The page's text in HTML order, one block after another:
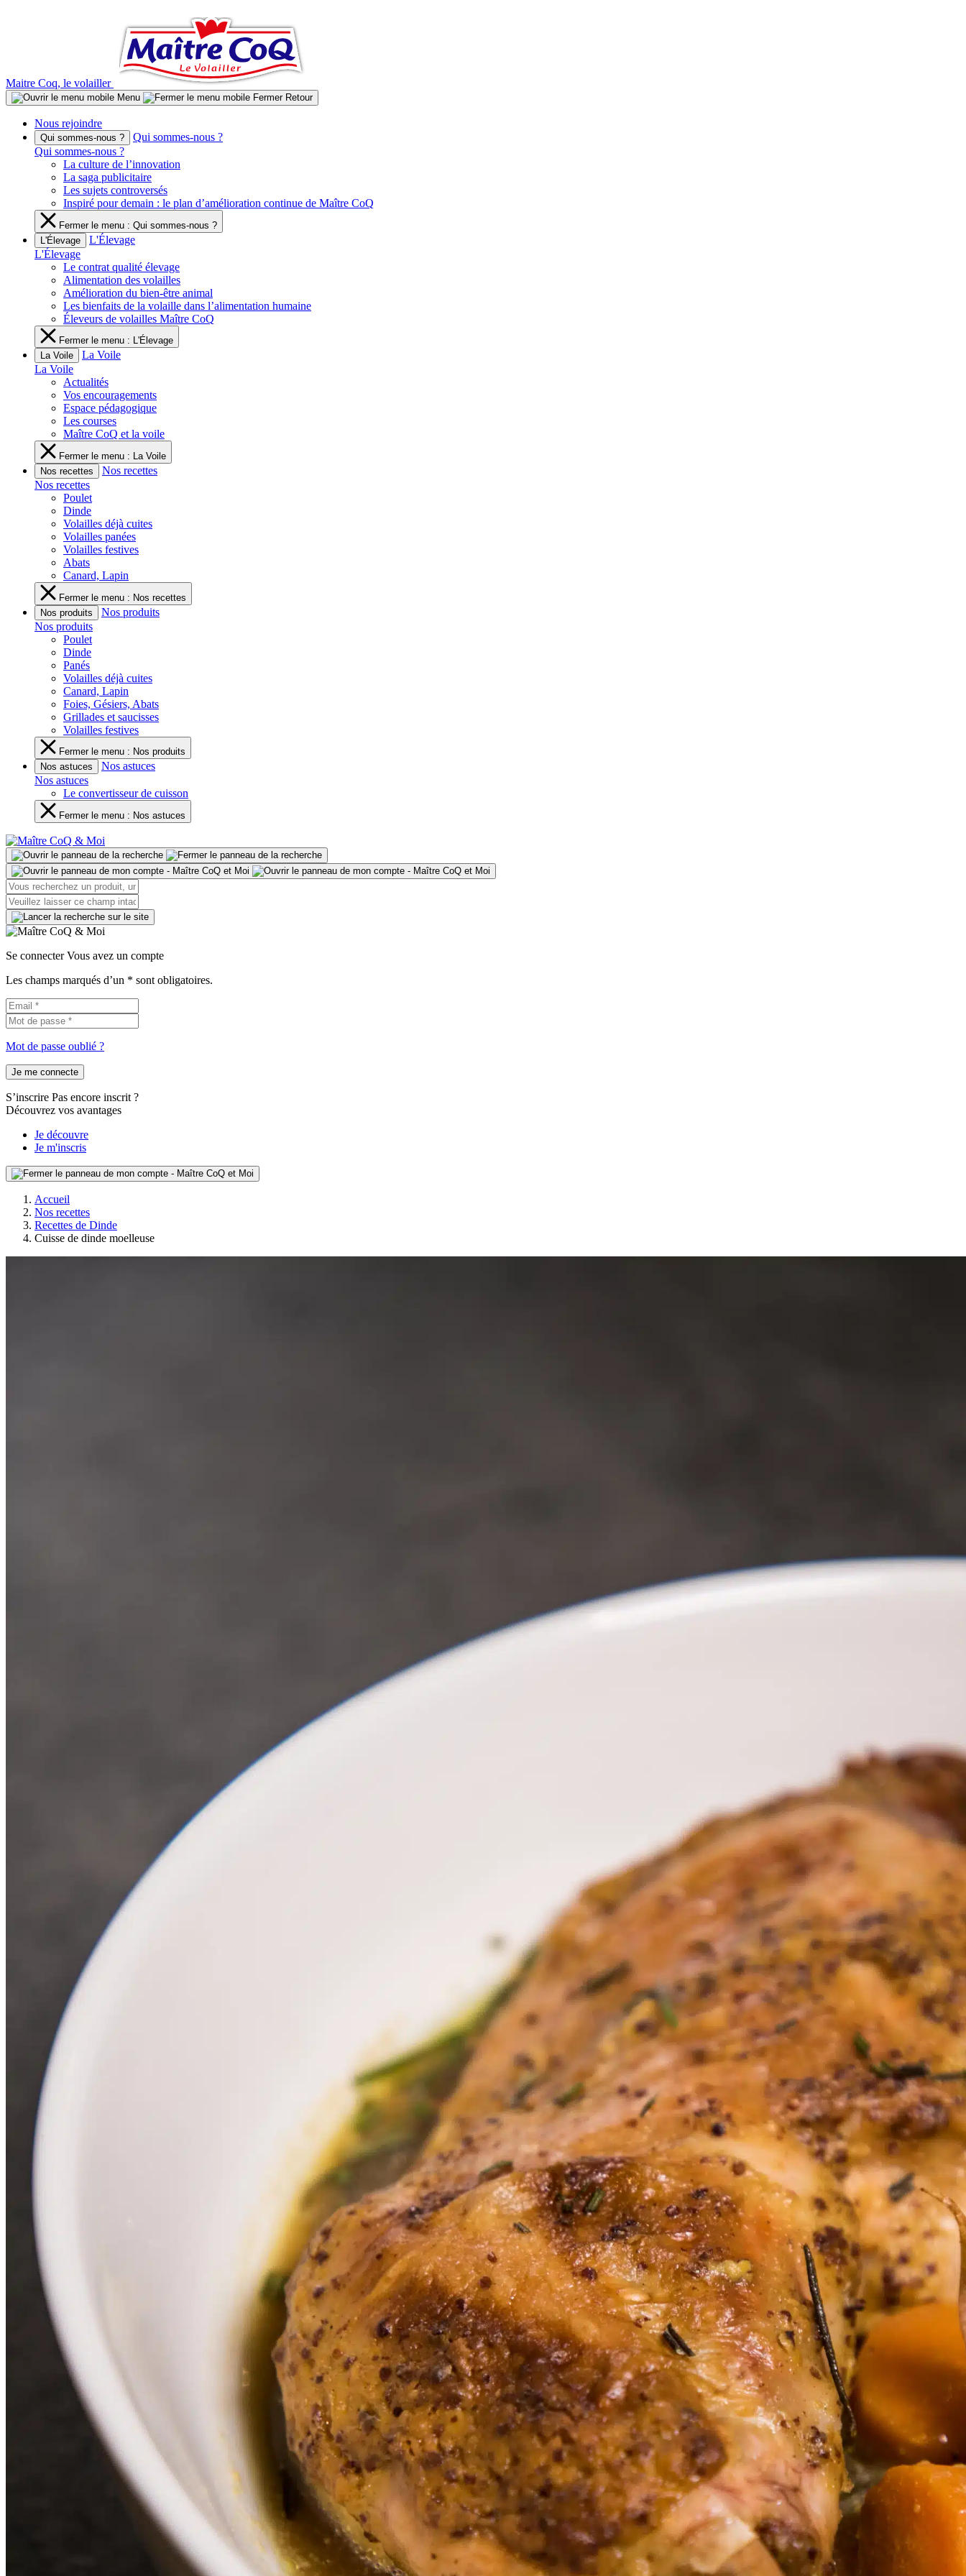
Maitre Coq, le volailler
Menu Fermer Retour
Nous rejoindre
Qui sommes-nous ?
Qui sommes-nous ?
Qui sommes-nous ?
La culture de l’innovation
La saga publicitaire
Les sujets controversés
Inspiré pour demain : le plan d’amélioration continue de Maître CoQ
Fermer le menu : Qui sommes-nous ?
L'Élevage
L'Élevage
L'Élevage
Le contrat qualité élevage
Alimentation des volailles
Amélioration du bien-être animal
Les bienfaits de la volaille dans l’alimentation humaine
Éleveurs de volailles Maître CoQ
Fermer le menu : L'Élevage
La Voile
La Voile
La Voile
Actualités
Vos encouragements
Espace pédagogique
Les courses
Maître CoQ et la voile
Fermer le menu : La Voile
Nos recettes
Nos recettes
Nos recettes
Poulet
Dinde
Volailles déjà cuites
Volailles panées
Volailles festives
Abats
Canard, Lapin
Fermer le menu : Nos recettes
Nos produits
Nos produits
Nos produits
Poulet
Dinde
Panés
Volailles déjà cuites
Canard, Lapin
Foies, Gésiers, Abats
Grillades et saucisses
Volailles festives
Fermer le menu : Nos produits
Nos astuces
Nos astuces
Nos astuces
Le convertisseur de cuisson
Fermer le menu : Nos astuces
Se connecter Vous avez un compte
Les champs marqués d’un * sont obligatoires.
Mot de passe oublié ?
Je me connecte
S’inscrire Pas encore inscrit ?
Découvrez vos avantages
Je découvre
Je m'inscris
Accueil
Nos recettes
Recettes de Dinde
Cuisse de dinde moelleuse